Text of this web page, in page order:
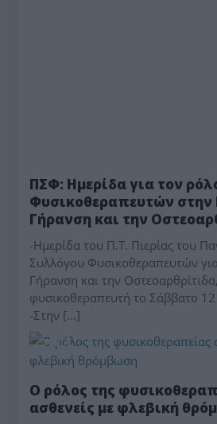
ΠΣΦ: Ημερίδα για τον
Φυσικοθεραπευτών στην
Γήρανση και την
-Ημερίδα του Π.Τ. Πιερίας του
Συλλόγου Φυσικοθεραπευτών
Γήρανση και την
φυσικοθεραπευτή το Σάββατο
-Στην […]
ΥΓΕΙΑ
Ο ρόλος της
ασθενείς με φλεβική